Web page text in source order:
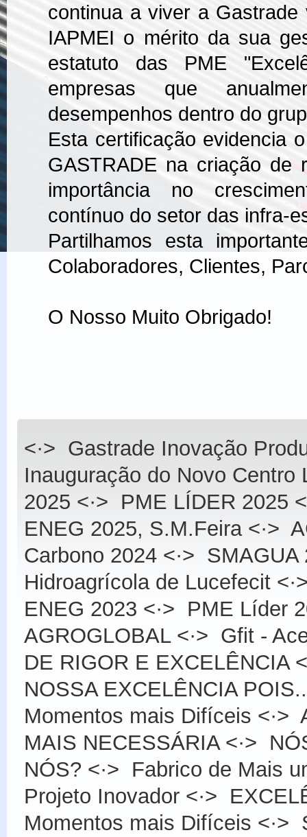
continua a viver a
IAPMEI o mérito da sua
estatuto das PME
empresas que
desempenhos dentro do
Esta certificação evidencia
GASTRADE na criação de
importância no
contínuo do setor das infra-
Partilhamos esta
Colaboradores, Clientes,
O Nosso Muito Obrigado!
<·> Gastrade Inovação
Inauguração do Novo Centro
2025 <·> PME LÍDER 2025
ENEG 2025, S.M.Feira<·>
Carbono 2024 <·> SMAGUA
Hidroagrícola de Lucefecit
ENEG 2023 <·> PME Líder
AGROGLOBAL<·> Gfit -
DE RIGOR E EXCELÊNCIA
NOSSA EXCELÊNCIA
Momentos mais Difíceis <·>
MAIS NECESSÁRIA<·>
NÓS? <·> Fabrico de Mais
Projeto Inovador <·>
Momentos mais Difíceis <·>